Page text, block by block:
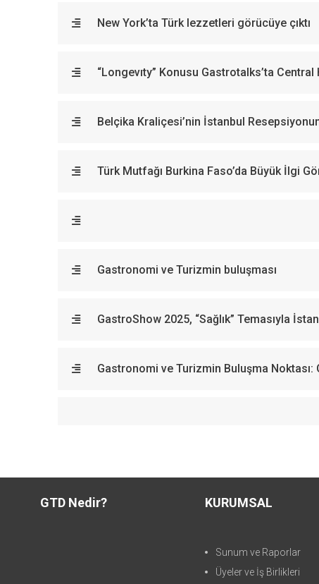
New York’ta Türk lezzetleri görücüye çıktı
“Longevıty” Konusu Gastrotalks’ta Central
Belçika Kraliçesi’nin İstanbul
Türk Mutfağı Burkina Faso’da Büyük İlgi
Gastronomi ve Turizmin buluşması
GastroShow 2025, “Sağlık” Temasıyla
Gastronomi ve Turizmin Buluşma
GTD Nedir? KURUMSAL
Sunum ve Raporlar
Üyeler ve İş Birlikleri